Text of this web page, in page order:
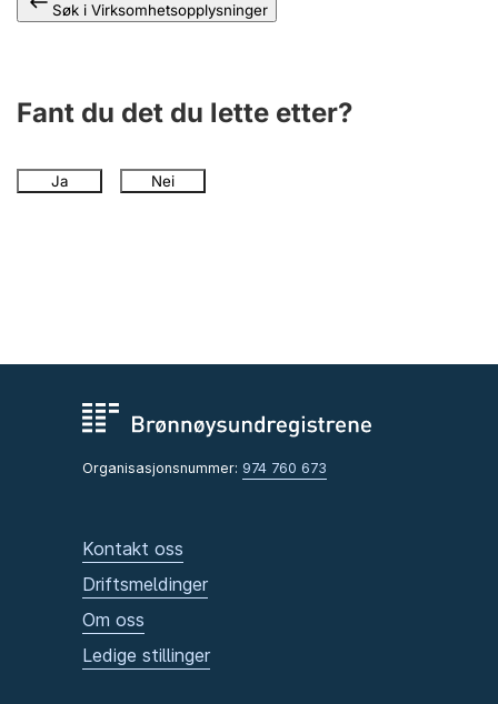
Søk i Virksomhetsopplysninger
Fant du det du lette etter?
Ja Nei
Organisasjonsnummer: 974 760 673
Kontakt oss
Driftsmeldinger
Om oss
Ledige stillinger